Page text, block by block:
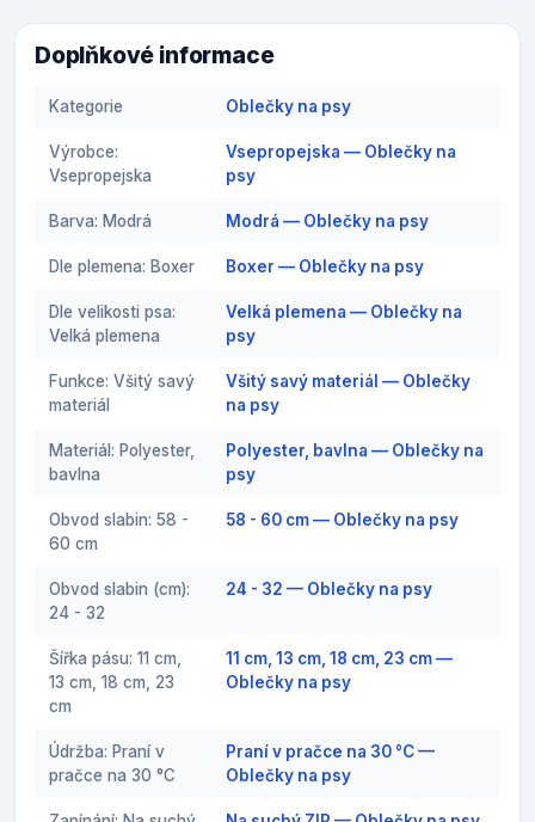
Doplňkové informace
Kategorie Oblečky na psy
Výrobce:
Vsepropejska
Vsepropejska — Oblečky na
psy
Barva: Modrá Modrá — Oblečky na psy
Dle plemena: Boxer Boxer — Oblečky na psy
Dle velikosti psa:
Velká plemena
Velká plemena — Oblečky na
psy
Funkce: Všitý savý
materiál
Všitý savý materiál — Oblečky
na psy
Materiál: Polyester,
bavlna
Polyester, bavlna — Oblečky na
psy
Obvod slabin: 58 -
60 cm
58 - 60 cm — Oblečky na psy
Obvod slabin (cm):
24 - 32
24 - 32 — Oblečky na psy
Šířka pásu: 11 cm,
13 cm, 18 cm, 23
cm
11 cm, 13 cm, 18 cm, 23 cm —
Oblečky na psy
Údržba: Praní v
pračce na 30 °C
Praní v pračce na 30 °C —
Oblečky na psy